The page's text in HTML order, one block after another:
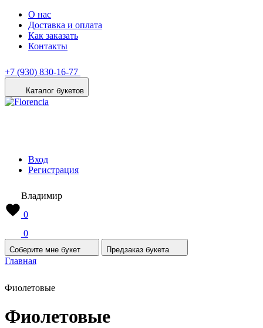
О нас
Доставка и оплата
Как заказать
Контакты
+7 (930) 830-16-77
Каталог букетов
Вход
Регистрация
Владимир
0
0
Соберите мне букет Предзаказ букета
Главная
Фиолетовые
Фиолетовые